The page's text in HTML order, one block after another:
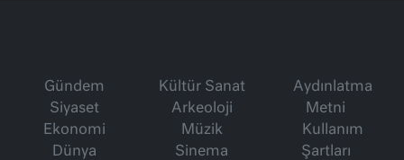
Gündem
Siyaset
Ekonomi
Dünya
Kültür Sanat
Arkeoloji
Müzik
Sinema
Aydınlatma
Metni
Kullanım
Şartları